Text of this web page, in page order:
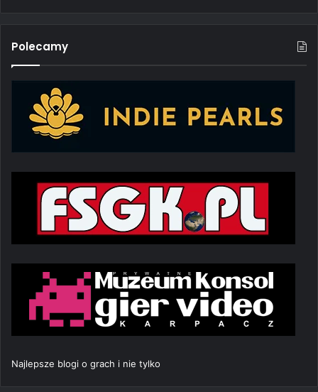
Polecamy
Najlepsze blogi o grach i nie tylko